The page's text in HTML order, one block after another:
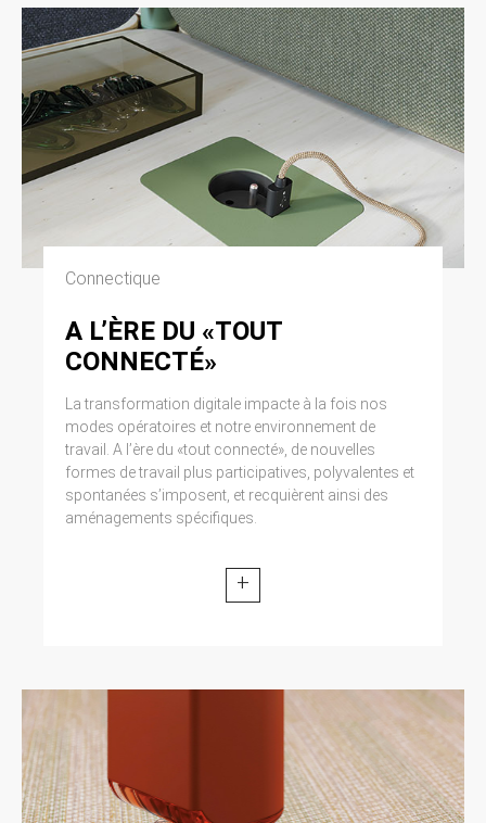
Connectique
A L’ÈRE DU «TOUT
CONNECTÉ»
La transformation digitale impacte à la fois nos
modes opératoires et notre environnement de
travail. A l’ère du «tout connecté», de nouvelles
formes de travail plus participatives, polyvalentes et
spontanées s’imposent, et recquièrent ainsi des
aménagements spécifiques.
+